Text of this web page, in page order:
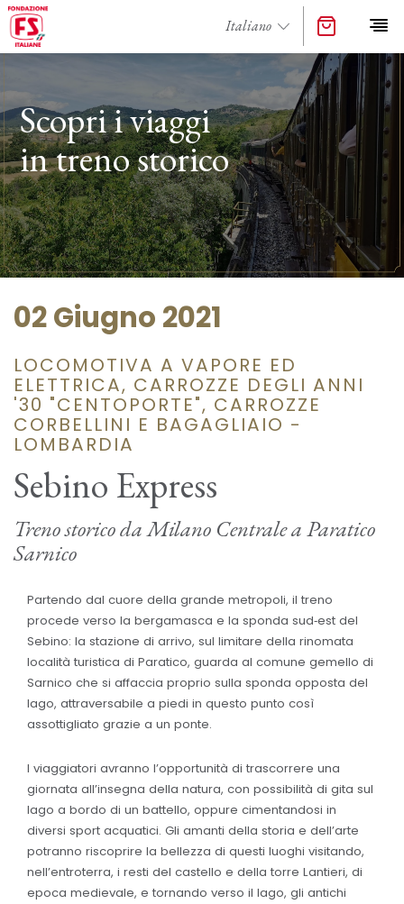
Scopri i viaggi
in treno storico
02 Giugno 2021
LOCOMOTIVA A VAPORE ED
ELETTRICA, CARROZZE DEGLI ANNI
'30 "CENTOPORTE", CARROZZE
CORBELLINI E BAGAGLIAIO -
LOMBARDIA
Sebino Express
Treno storico da Milano Centrale a Paratico
Sarnico
Partendo dal cuore della grande metropoli, il treno
procede verso la bergamasca e la sponda sud‐est del
Sebino: la stazione di arrivo, sul limitare della rinomata
località turistica di Paratico, guarda al comune gemello di
Sarnico che si affaccia proprio sulla sponda opposta del
lago, attraversabile a piedi in questo punto così
assottigliato grazie a un ponte.
I viaggiatori avranno l’opportunità di trascorrere una
giornata all’insegna della natura, con possibilità di gita sul
lago a bordo di un battello, oppure cimentandosi in
diversi sport acquatici. Gli amanti della storia e dell’arte
potranno riscoprire la bellezza di questi luoghi visitando,
nell’entroterra, i resti del castello e della torre Lantieri, di
epoca medievale, e tornando verso il lago, gli antichi